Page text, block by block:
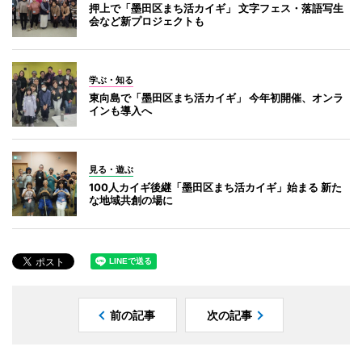
押上で「墨田区まち活カイギ」 文字フェス・落語写生
会など新プロジェクトも
学ぶ・知る
東向島で「墨田区まち活カイギ」 今年初開催、オンラ
インも導入へ
見る・遊ぶ
100人カイギ後継「墨田区まち活カイギ」始まる 新た
な地域共創の場に
前の記事 次の記事